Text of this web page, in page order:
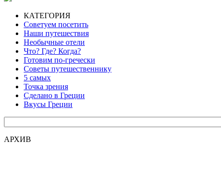
КАТЕГОРИЯ
Советуем посетить
Наши путешествия
Необычные отели
Что? Где? Когда?
Готовим по-гречески
Советы путешественнику
5 самых
Точка зрения
Сделано в Греции
Вкусы Греции
АРХИВ